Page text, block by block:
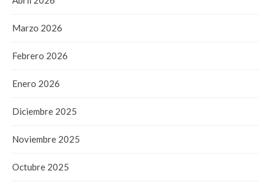
Marzo 2026
Febrero 2026
Enero 2026
Diciembre 2025
Noviembre 2025
Octubre 2025